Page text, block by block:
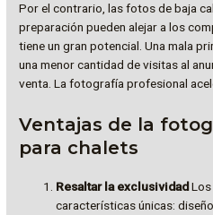
Por el contrario, las fotos de baja
preparación pueden alejar a los
tiene un gran potencial. Una mala
una menor cantidad de visitas al
venta. La fotografía profesional
Ventajas de la
para chalets
Resaltar la exclusividad
características únicas: